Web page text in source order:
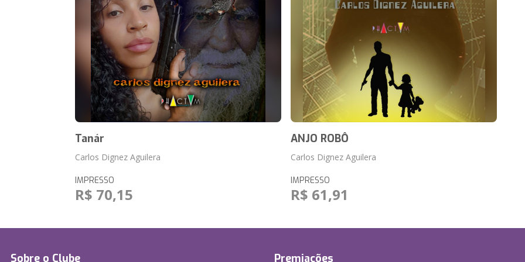
Tanár
Carlos Dignez Aguilera
IMPRESSO
R$ 70,15
ANJO ROBÔ
Carlos Dignez Aguilera
IMPRESSO
R$ 61,91
Sobre o Clube Premiações